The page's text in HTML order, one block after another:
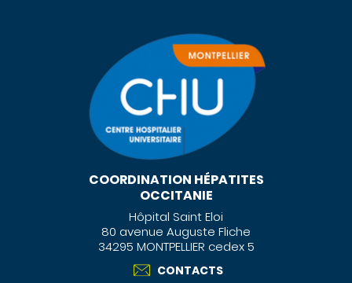
COORDINATION HÉPATITES
OCCITANIE
Hôpital Saint Eloi
80 avenue Auguste Fliche
34295 MONTPELLIER cedex 5
CONTACTS